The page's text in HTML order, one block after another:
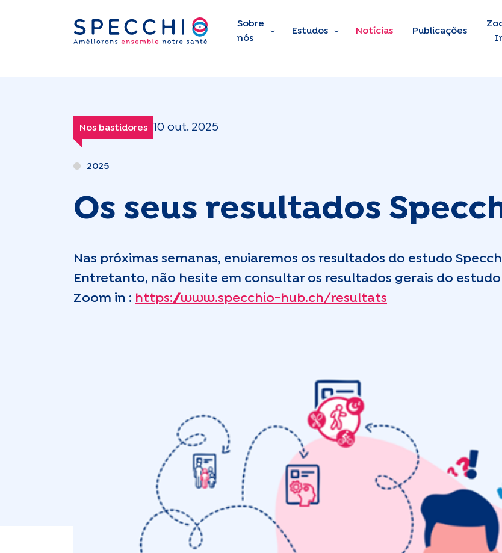
Skip to main
Sobre
nós
Estudos Notícias Publicações
Nos bastidores 10 out. 2025
2025
Os seus resultados
Nas próximas semanas, enviaremos os resultados do estudo
Entretanto, não hesite em consultar os resultados gerais do
Zoom in : https://www.specchio-hub.ch/resultats